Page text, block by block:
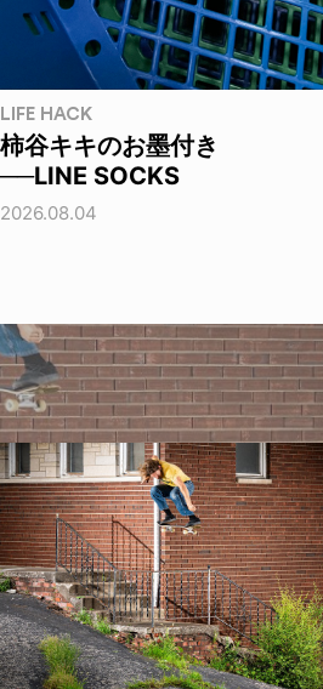
LIFE HACK
柿谷キキのお墨付き
──LINE SOCKS
2026.08.04